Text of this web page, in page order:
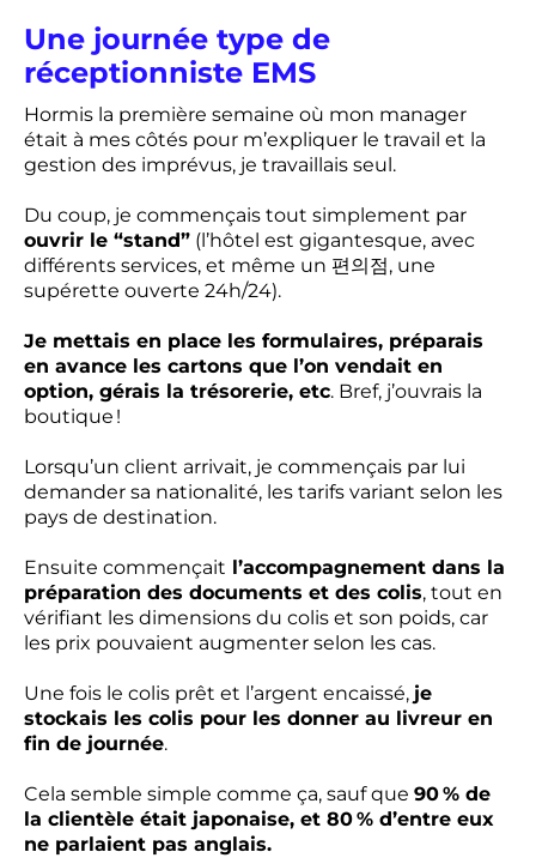
Une journée type de
réceptionniste EMS
Hormis la première semaine où mon manager
était à mes côtés pour m’expliquer le travail et la
gestion des imprévus, je travaillais seul.
Du coup, je commençais tout simplement par
ouvrir le “stand” (l’hôtel est gigantesque, avec
différents services, et même un 편의점, une
supérette ouverte 24h/24).
Je mettais en place les formulaires, préparais
en avance les cartons que l’on vendait en
option, gérais la trésorerie, etc. Bref, j’ouvrais la
boutique !
Lorsqu’un client arrivait, je commençais par lui
demander sa nationalité, les tarifs variant selon les
pays de destination.
Ensuite commençait l’accompagnement dans la
préparation des documents et des colis, tout en
vérifiant les dimensions du colis et son poids, car
les prix pouvaient augmenter selon les cas.
Une fois le colis prêt et l’argent encaissé, je
stockais les colis pour les donner au livreur en
fin de journée.
Cela semble simple comme ça, sauf que 90 % de
la clientèle était japonaise, et 80 % d’entre eux
ne parlaient pas anglais.